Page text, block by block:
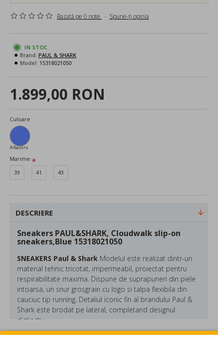
Bazată pe 0 note. - Spune-ţi opinia
1.899,00 RON
IN STOC
Brand: PAUL & SHARK
Model: 15318021050
Culoare
Albastru
Marime
39
41 43
DESCRIERE
Sneakers PAUL&SHARK, Cloudwalk slip-on
sneakers,Blue 15318021050
SNEAKERS Paul & Shark Modelul este realizat dintr-un
material tehnic tricotat, impermeabil, proiectat pentru
respirabilitate maxima. Dispune de suprapuneri din piele
intoarsa, un snur grosgrain cu logo si talpa flexibila din
cauciuc tip running. Detaliul iconic fin al brandului Paul &
Shark este brodat pe lateral, completand designul
distinctiv.
Compozitie:70%65% acrylic 20% nylon 15%